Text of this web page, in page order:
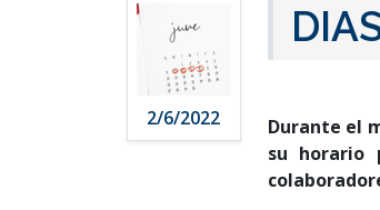
2/6/2022 Durante el
su horario